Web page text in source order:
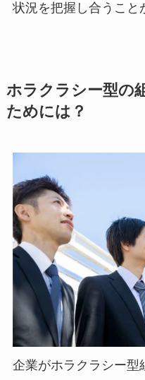
状況を把握し合うこと
ホラクラシー型の
ためには？
企業がホラクラシー型